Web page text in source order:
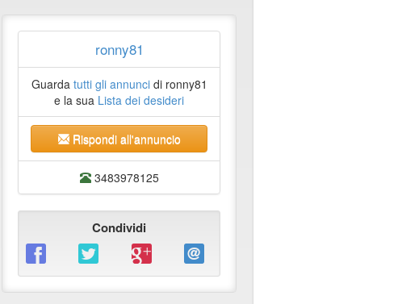
ronny81
Guarda tutti gli annuncidi ronny81
e la sua Lista dei desideri
Rispondi all'annuncio
3483978125
Condividi